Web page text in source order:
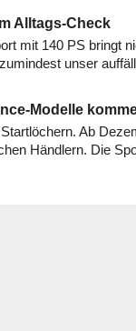
Alltags-Check
mit 140 PS bringt
unser
Modelle
Ab
Händlern. Die